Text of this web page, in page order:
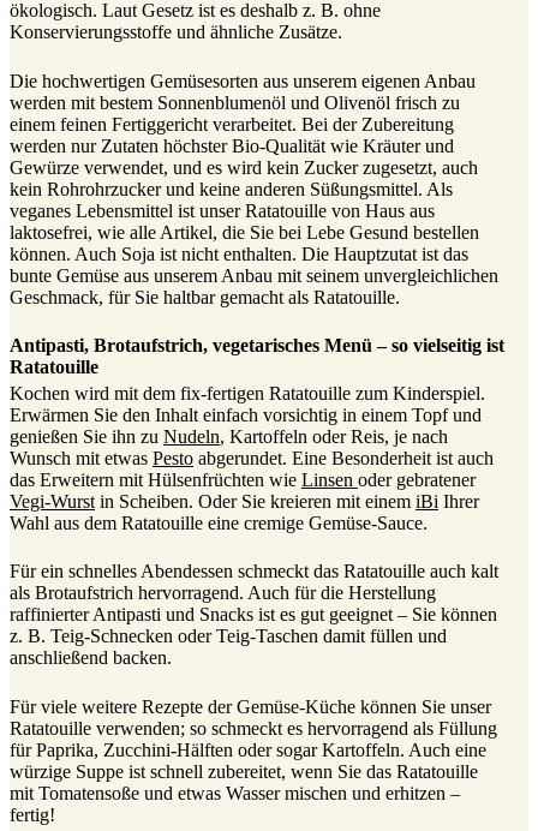
ökologisch. Laut Gesetz ist es deshalb z. B. ohne
Konservierungsstoffe und ähnliche Zusätze.
Die hochwertigen Gemüsesorten aus unserem eigenen Anbau
werden mit bestem Sonnenblumenöl und Olivenöl frisch zu
einem feinen Fertiggericht verarbeitet. Bei der Zubereitung
werden nur Zutaten höchster Bio-Qualität wie Kräuter und
Gewürze verwendet, und es wird kein Zucker zugesetzt, auch
kein Rohrohrzucker und keine anderen Süßungsmittel. Als
veganes Lebensmittel ist unser Ratatouille von Haus aus
laktosefrei, wie alle Artikel, die Sie bei Lebe Gesund bestellen
können. Auch Soja ist nicht enthalten. Die Hauptzutat ist das
bunte Gemüse aus unserem Anbau mit seinem unvergleichlichen
Geschmack, für Sie haltbar gemacht als Ratatouille.
Antipasti, Brotaufstrich, vegetarisches Menü – so vielseitig ist
Ratatouille
Kochen wird mit dem fix-fertigen Ratatouille zum Kinderspiel.
Erwärmen Sie den Inhalt einfach vorsichtig in einem Topf und
genießen Sie ihn zu Nudeln, Kartoffeln oder Reis, je nach
Wunsch mit etwas Pesto abgerundet. Eine Besonderheit ist auch
das Erweitern mit Hülsenfrüchten wie Linsen oder gebratener
Vegi-Wurst in Scheiben. Oder Sie kreieren mit einem iBi Ihrer
Wahl aus dem Ratatouille eine cremige Gemüse-Sauce.
Für ein schnelles Abendessen schmeckt das Ratatouille auch kalt
als Brotaufstrich hervorragend. Auch für die Herstellung
raffinierter Antipasti und Snacks ist es gut geeignet – Sie können
z. B. Teig-Schnecken oder Teig-Taschen damit füllen und
anschließend backen.
Für viele weitere Rezepte der Gemüse-Küche können Sie unser
Ratatouille verwenden; so schmeckt es hervorragend als Füllung
für Paprika, Zucchini-Hälften oder sogar Kartoffeln. Auch eine
würzige Suppe ist schnell zubereitet, wenn Sie das Ratatouille
mit Tomatensoße und etwas Wasser mischen und erhitzen –
fertig!